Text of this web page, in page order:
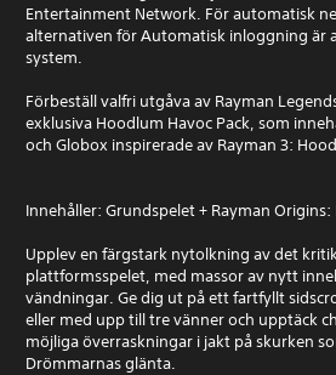
Entertainment Network. För automatisk
alternativen för Automatisk inloggning är
system.
Förbeställ valfri utgåva av Rayman
exklusiva Hoodlum Havoc Pack, som
och Globox inspirerade av Rayman 3:
Innehåller: Grundspelet + Rayman
Upplev en färgstark nytolkning av det
plattformsspelet, med massor av nytt
vändningar. Ge dig ut på ett fartfyllt
eller med upp till tre vänner och upptäck
möjliga överraskningar i jakt på skurken
Drömmarnas glänta.